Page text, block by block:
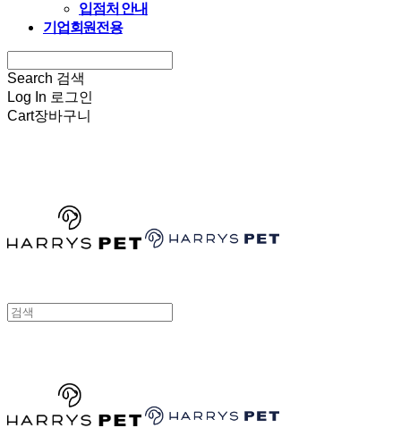
입점처 안내
기업회원전용
Search 검색
Log In 로그인
Cart장바구니